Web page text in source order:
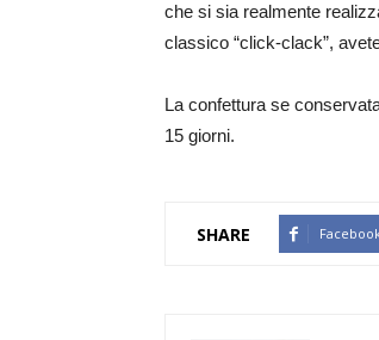
che si sia realmente
classico “click-clack”,
La confettura se
15 giorni.
SHARE